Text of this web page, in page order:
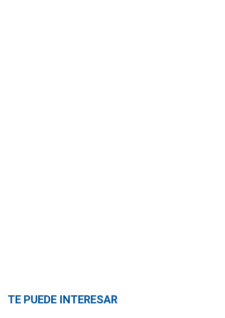
TE PUEDE INTERESAR